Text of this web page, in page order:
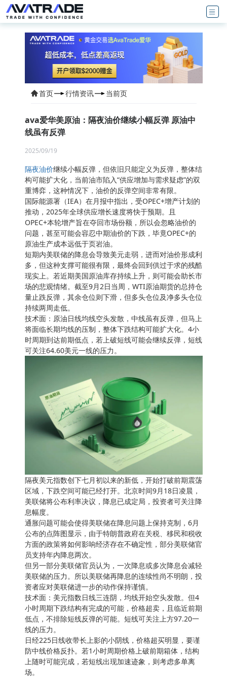
首页 行情资讯 当前页
ava爱华美原油：隔夜油价继续小幅反弹 原油中
线虽有反弹
2025/09/19
隔夜油价继续小幅反弹，但依旧只能定义为反弹，整体结
构可能扩大化，当前油市陷入“供应增加与需求疑虑”的双
重博弈，这种情况下，油价的反弹空间非常有限。
国际能源署（IEA）在月报中指出，受OPEC+增产计划的
推动，2025年全球供应增长速度将快于预期。且
OPEC+本轮增产旨在夺回市场份额，所以会忽略油价的
问题，甚至可能会容忍中期油价的下跌，毕竟OPEC+的
原油生产成本远低于页岩油。
短期内美联储的降息会导致美元走弱，进而对油价形成利
多，但这种支撑可能很有限，最终会回到供过于求的残酷
现实上。若近期美国原油库存持续上升，则可能会助长市
场的悲观情绪。截至9月2日当周，WTI原油期货的总持仓
量止跌反弹，其余仓位则下滑，但多头仓位及净多头仓位
持续两周走低。
技术面：原油日线均线空头发散，中线虽有反弹，但马上
将面临长期均线的压制，整体下跌结构可能扩大化。4小
时周期到达前期低点，若上破短线可能会继续反弹，短线
可关注64.60美元一线的压力。
隔夜美元指数创下七月初以来的新低，开始打破前期震荡
区域，下跌空间可能已经打开。北京时间9月18日凌晨，
美联储将公布利率决议，降息已成定局，投资者可关注降
息幅度。
通胀问题可能会使得美联储在降息问题上保持克制，6月
公布的点阵图显示，由于特朗普政府在关税、移民和税收
方面的政策将如何影响经济存在不确定性，部分美联储官
员支持年内降息两次。
但另一部分美联储官员认为，一次降息或多次降息会减轻
美联储的压力。所以美联储再降息的连续性尚不明朗，投
资者应对美联储进一步的动作保持谨慎。
技术面：美元指数日线三连阴，均线开始空头发散。但4
小时周期下跌结构有完成的可能，价格超卖，且临近前期
低点，不排除短线反弹的可能。短线可关注上方97.20一
线的压力。
日经225日线收带长上影的小阴线，价格超买明显，要谨
防中线价格反扑。若1小时周期价格上破前期箱体，结构
上随时可能完成，若短线出现加速迹象，则考虑多单离
场。